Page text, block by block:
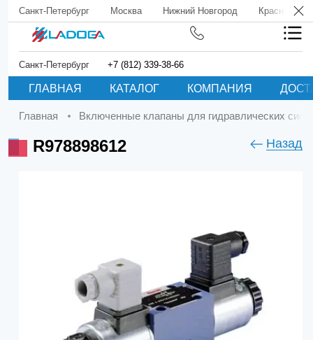
Санкт-Петербург Москва Нижний Новгород Краснодар
Санкт-Петербург +7 (812) 339-38-66
ГЛАВНАЯ КАТАЛОГ КОМПАНИЯ
Главная Включенные клапаны для гидравлических
R978898612 Назад